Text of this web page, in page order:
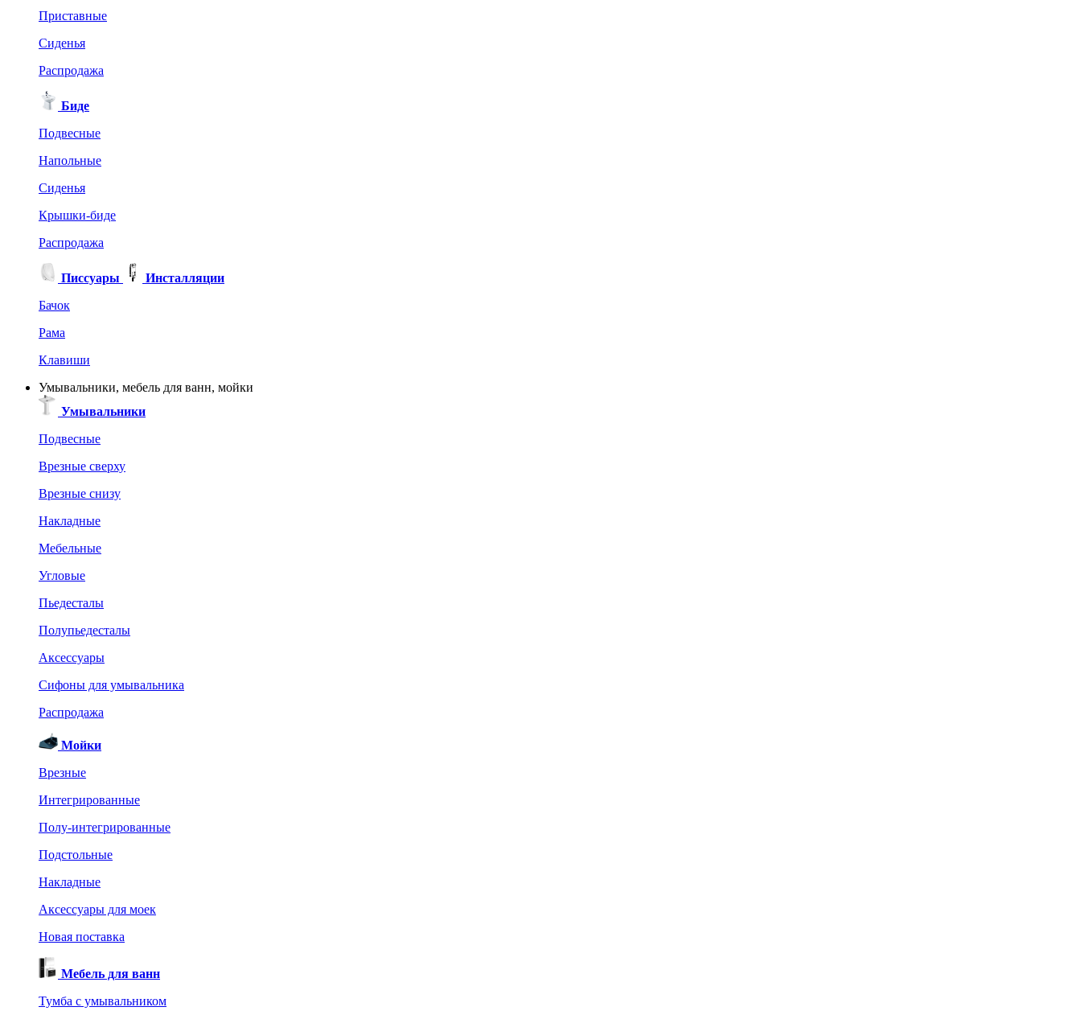
Приставные
Сиденья
Распродажа
Биде
Подвесные
Напольные
Сиденья
Крышки-биде
Распродажа
Писсуары
Инсталляции
Бачок
Рама
Клавиши
Умывальники, мебель для ванн, мойки
Умывальники
Подвесные
Врезные сверху
Врезные снизу
Накладные
Мебельные
Угловые
Пьедесталы
Полупьедесталы
Аксессуары
Сифоны для умывальника
Распродажа
Мойки
Врезные
Интегрированные
Полу-интегрированные
Подстольные
Накладные
Аксессуары для моек
Новая поставка
Мебель для ванн
Тумба с умывальником